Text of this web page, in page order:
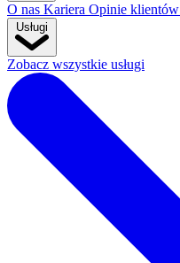
O nas Kariera Opinie klientów
Zobacz wszystkie usługi